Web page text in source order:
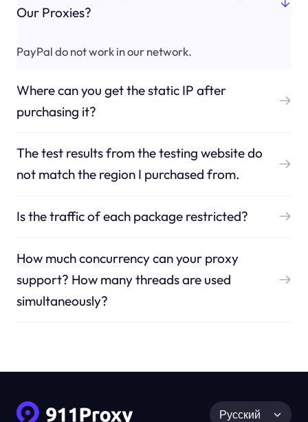
Our Proxies?
PayPal do not work in our network.
Where can you get the static IP after
purchasing it?
The test results from the testing website do
not match the region I purchased from.
Is the traffic of each package restricted?
How much concurrency can your proxy
support? How many threads are used
simultaneously?
Русский